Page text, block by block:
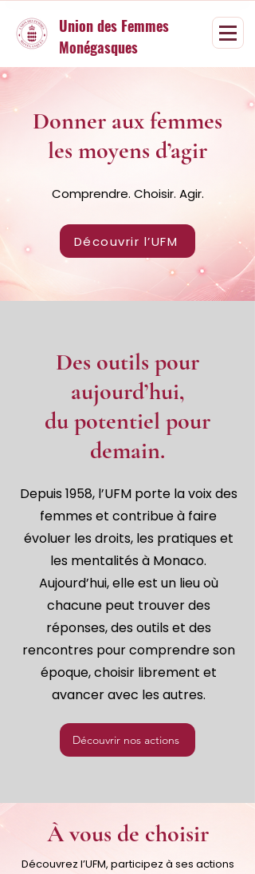
Union des Femmes
Monégasques
Donner aux femmes
les moyens d’agir
Comprendre. Choisir. Agir.
Découvrir l’UFM
Des outils pour
aujourd’hui,
du potentiel pour
demain.
Depuis 1958, l’UFM porte la voix des
femmes et contribue à faire
évoluer les droits, les pratiques et
les mentalités à Monaco.
Aujourd’hui, elle est un lieu où
chacune peut trouver des
réponses, des outils et des
rencontres pour comprendre son
époque, choisir librement et
avancer avec les autres.
Découvrir nos actions
À vous de choisir
Découvrez l’UFM, participez à ses actions